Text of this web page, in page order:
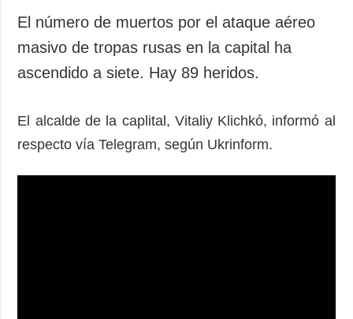
El número de muertos por el ataque aéreo
masivo de tropas rusas en la capital ha
ascendido a siete. Hay 89 heridos.
El alcalde de la caplital, Vitaliy Klichkó, informó al
respecto vía Telegram, según Ukrinform.